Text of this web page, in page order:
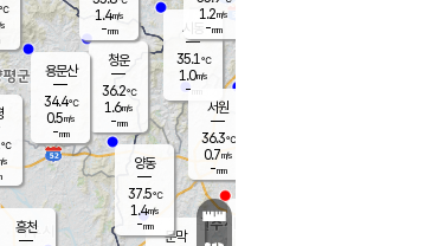
문막
청운
36.2℃
1.6m/s
-mm
1.4m/s
-mm
양동
37.5℃
1.4m/s
-mm
s
흥천
시동
35.1℃
1.0m/s
- mm
서원
36.3℃
0.7m/s
-mm
용문산
34.4℃
0.5m/s
-mm
1.2m/s
-mm
℃
s